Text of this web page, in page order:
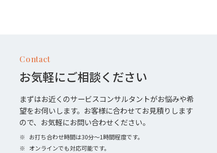
Contact
お気軽にご相談ください
まずはお近くのサービスコンサルタントがお悩みや希
望をお伺いします。お客様に合わせてお見積りします
ので、お気軽にお問い合わせください。
※ お打ち合わせ時間は30分〜1時間程度です。
※ オンラインでも対応可能です。